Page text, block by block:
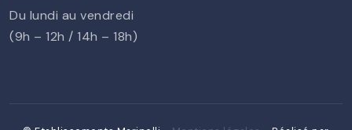
Du lundi au vendredi
(9h – 12h / 14h – 18h)